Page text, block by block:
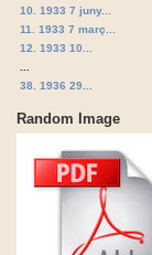
10. 1933 7 juny...
11. 1933 7 març...
12. 1933 10...
38. 1936 29...
Random Image